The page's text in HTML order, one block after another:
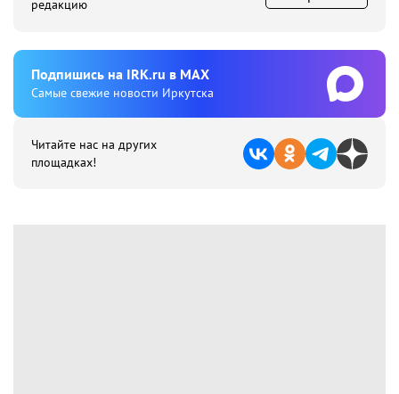
редакцию
Подпишиcь на IRK.ru в MAX
Cамые свежие новости Иркутска
Читайте нас на других
площадках!